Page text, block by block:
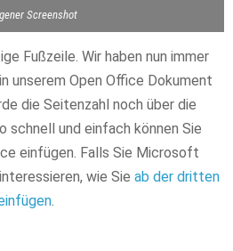
Screenshot
Fußzeile. Wir haben nun immer
unserem Open Office Dokument
die Seitenzahl noch über die
schnell und einfach können Sie
einfügen. Falls Sie Microsoft
wie Sie ab der dritten